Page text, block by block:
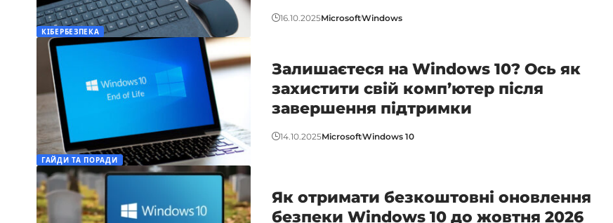
КІБЕРБЕЗПЕКА
16.10.2025MicrosoftWindows
ГАЙДИ ТА ПОРАДИ
Залишаєтеся на Windows 10? Ось як
захистити свій комп’ютер після
завершення підтримки
14.10.2025MicrosoftWindows 10
Як отримати безкоштовні оновлення
безпеки Windows 10 до жовтня 2026